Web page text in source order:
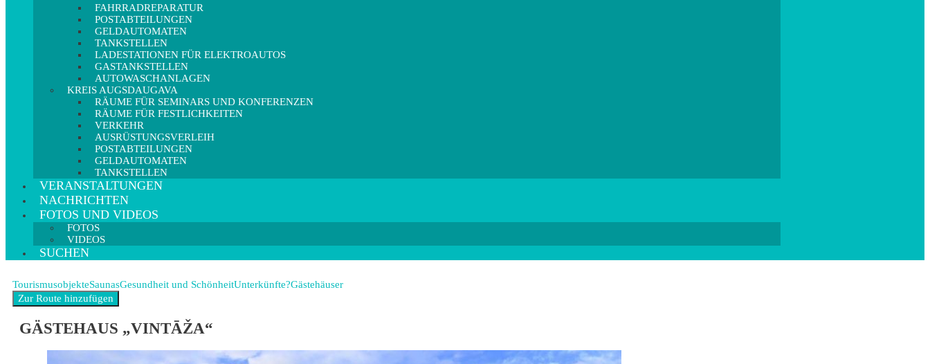
FAHRRADREPARATUR
POSTABTEILUNGEN
GELDAUTOMATEN
TANKSTELLEN
LADESTATIONEN FÜR ELEKTROAUTOS
GASTANKSTELLEN
AUTOWASCHANLAGEN
KREIS AUGSDAUGAVA
RÄUME FÜR SEMINARS UND KONFERENZEN
RÄUME FÜR FESTLICHKEITEN
VERKEHR
AUSRÜSTUNGSVERLEIH
POSTABTEILUNGEN
GELDAUTOMATEN
TANKSTELLEN
VERANSTALTUNGEN
NACHRICHTEN
FOTOS UND VIDEOS
FOTOS
VIDEOS
SUCHEN
TourismusobjekteSaunasGesundheit und SchönheitUnterkünfte?Gästehäuser
GÄSTEHAUS „VINTĀŽA“